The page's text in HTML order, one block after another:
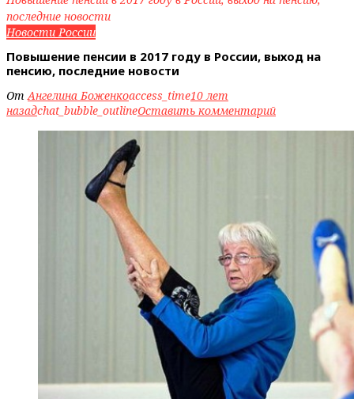
последние новости
Новости России
Повышение пенсии в 2017 году в России, выход на
пенсию, последние новости
ОтАнгелина Боженкоaccess_time10 лет
назадchat_bubble_outlineОставить комментарий